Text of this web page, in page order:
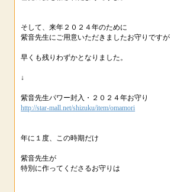
そして、来年２０２４年のために
紫音先生にご用意いただきましたお守りですが
早くも残りわずかとなりました。
↓
紫音先生パワー封入・２０２４年お守り
http://star-mall.net/shizuku/item/omamori
年に１度、この時期だけ
紫音先生が
特別に作ってくださるお守りは